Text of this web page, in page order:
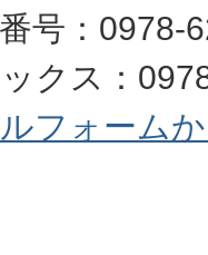
号：0978-
クス：
フォーム